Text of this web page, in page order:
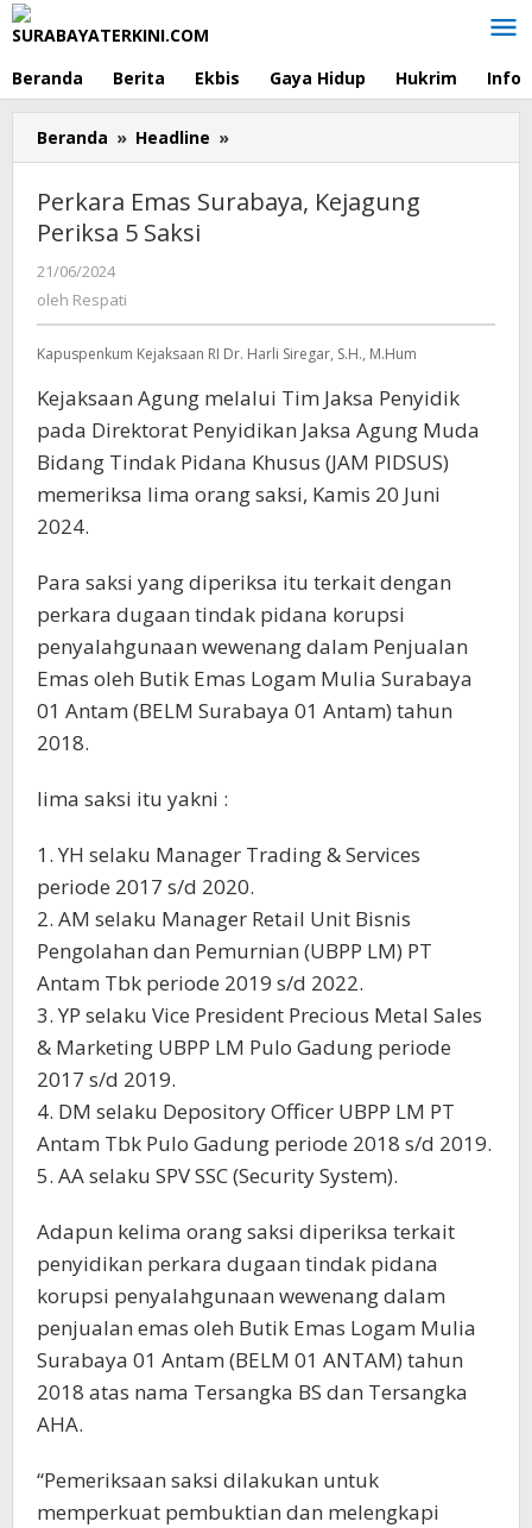
Lewati
ke
Beranda Berita Ekbis Gaya Hidup Hukrim Info
Beranda » Headline »
Emas
Surabaya,
Kejagung
Perkara Emas Surabaya, Kejagung
Periksa 5 Saksi
21/06/2024
oleh Respati
Kapuspenkum Kejaksaan RI Dr. Harli Siregar, S.H., M.Hum
Kejaksaan Agung melalui Tim Jaksa Penyidik
pada Direktorat Penyidikan Jaksa Agung Muda
Bidang Tindak Pidana Khusus (JAM PIDSUS)
memeriksa lima orang saksi, Kamis 20 Juni
2024.
Para saksi yang diperiksa itu terkait dengan
perkara dugaan tindak pidana korupsi
penyalahgunaan wewenang dalam Penjualan
Emas oleh Butik Emas Logam Mulia Surabaya
01 Antam (BELM Surabaya 01 Antam) tahun
2018.
lima saksi itu yakni :
1. YH selaku Manager Trading & Services
periode 2017 s/d 2020.
2. AM selaku Manager Retail Unit Bisnis
Pengolahan dan Pemurnian (UBPP LM) PT
Antam Tbk periode 2019 s/d 2022.
3. YP selaku Vice President Precious Metal Sales
& Marketing UBPP LM Pulo Gadung periode
2017 s/d 2019.
4. DM selaku Depository Officer UBPP LM PT
Antam Tbk Pulo Gadung periode 2018 s/d 2019.
5. AA selaku SPV SSC (Security System).
Adapun kelima orang saksi diperiksa terkait
penyidikan perkara dugaan tindak pidana
korupsi penyalahgunaan wewenang dalam
penjualan emas oleh Butik Emas Logam Mulia
Surabaya 01 Antam (BELM 01 ANTAM) tahun
2018 atas nama Tersangka BS dan Tersangka
AHA.
“Pemeriksaan saksi dilakukan untuk
memperkuat pembuktian dan melengkapi